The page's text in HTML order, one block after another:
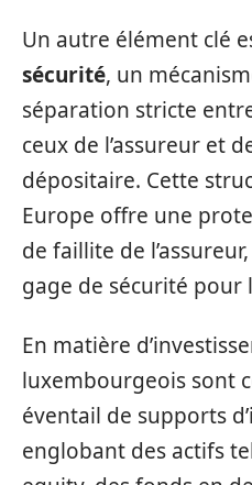
Un autre élément clé
sécurité, un
séparation stricte
ceux de l’assureur et
dépositaire. Cette
Europe offre une
de faillite de
gage de sécurité pour
En matière
luxembourgeois sont
éventail de supports
englobant des actifs